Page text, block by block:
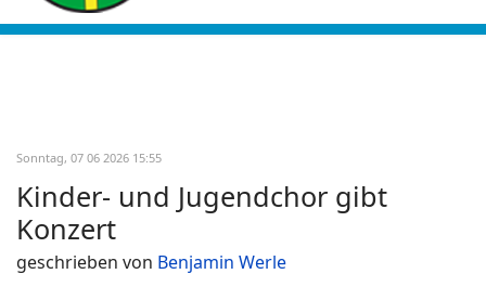
Sonntag, 07 06 2026 15:55
Kinder- und Jugendchor gibt
Konzert
geschrieben von Benjamin Werle